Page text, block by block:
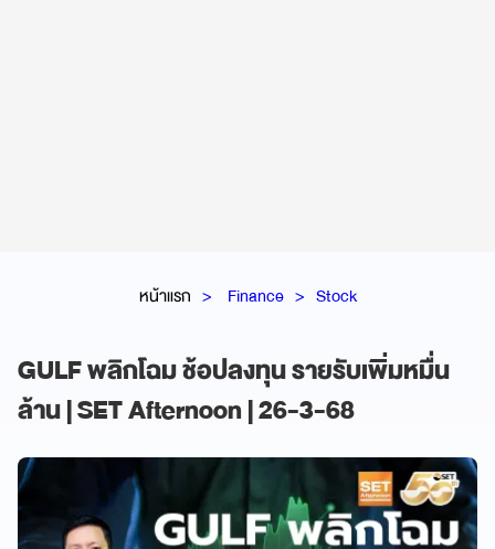
หน้าแรก Finance Stock
GULF พลิกโฉม ช้อปลงทุน รายรับเพิ่มหมื่น
ล้าน | SET Afternoon | 26-3-68